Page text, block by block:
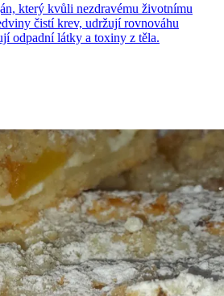
který kvůli nezdravému životnímu
čistí krev, udržují rovnováhu
odpadní látky a toxiny z těla.